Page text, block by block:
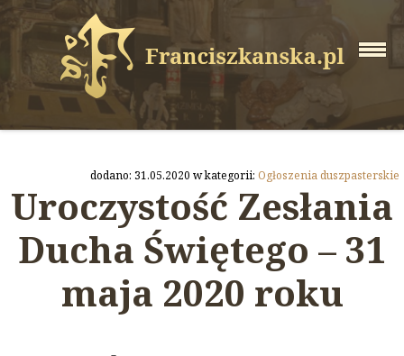
dodano: 31.05.2020 w kategorii: Ogłoszenia duszpasterskie
Uroczystość Zesłania
Ducha Świętego – 31
maja 2020 roku